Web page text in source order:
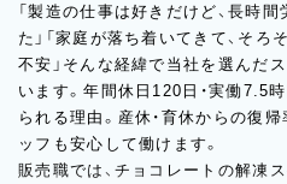
「製造の仕事は好きだけど、長時
た」「家庭が落ち着いてきて、そ
不安」そんな経緯で当社を選んだ
います。年間休日120日・実働7.5
られる理由。産休・育休からの復
ッフも安心して働けます。
販売職では、チョコレートの解凍